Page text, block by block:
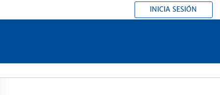
INICIA SESIÓN